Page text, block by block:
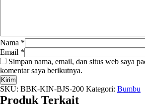
Nama *
Email *
Simpan nama, email, dan situs web saya
komentar saya berikutnya.
SKU: BBK-KIN-BJS-200 Kategori: Bumbu
Produk Terkait